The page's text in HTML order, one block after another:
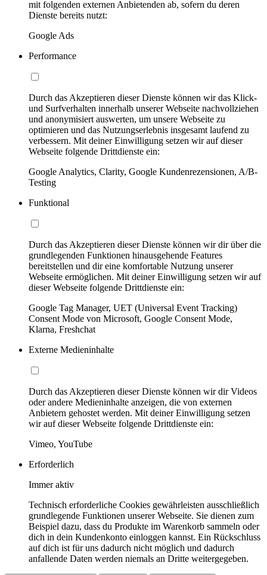
mit folgenden externen Anbietenden ab, sofern du deren
Dienste bereits nutzt:
Google Ads
Performance
Durch das Akzeptieren dieser Dienste können wir das Klick-
und Surfverhalten innerhalb unserer Webseite nachvollziehen
und anonymisiert auswerten, um unsere Webseite zu
optimieren und das Nutzungserlebnis insgesamt laufend zu
verbessern. Mit deiner Einwilligung setzen wir auf dieser
Webseite folgende Drittdienste ein:
Google Analytics, Clarity, Google Kundenrezensionen, A/B-
Testing
Funktional
Durch das Akzeptieren dieser Dienste können wir dir über die
grundlegenden Funktionen hinausgehende Features
bereitstellen und dir eine komfortable Nutzung unserer
Webseite ermöglichen. Mit deiner Einwilligung setzen wir auf
dieser Webseite folgende Drittdienste ein:
Google Tag Manager, UET (Universal Event Tracking)
Consent Mode von Microsoft, Google Consent Mode,
Klarna, Freshchat
Externe Medieninhalte
Durch das Akzeptieren dieser Dienste können wir dir Videos
oder andere Medieninhalte anzeigen, die von externen
Anbietern gehostet werden. Mit deiner Einwilligung setzen
wir auf dieser Webseite folgende Drittdienste ein:
Vimeo, YouTube
Erforderlich
Immer aktiv
Technisch erforderliche Cookies gewährleisten ausschließlich
grundlegende Funktionen unserer Webseite. Sie dienen zum
Beispiel dazu, dass du Produkte im Warenkorb sammeln oder
dich in dein Kundenkonto einloggen kannst. Ein Rückschluss
auf dich ist für uns dadurch nicht möglich und dadurch
anfallende Daten werden niemals an Dritte weitergegeben.